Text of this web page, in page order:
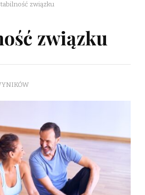
związku
związku